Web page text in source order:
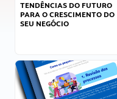
TENDÊNCIAS DO FUTURO
PARA O CRESCIMENTO DO
SEU NEGÓCIO